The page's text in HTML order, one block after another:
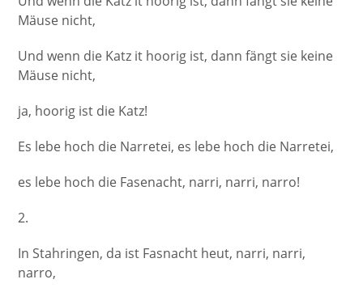
Mäuse nicht,
Und wenn die Katz it hoorig ist, dann fängt sie keine
Mäuse nicht,
ja, hoorig ist die Katz!
Es lebe hoch die Narretei, es lebe hoch die Narretei,
es lebe hoch die Fasenacht, narri, narri, narro!
2.
In Stahringen, da ist Fasnacht heut, narri, narri,
narro,